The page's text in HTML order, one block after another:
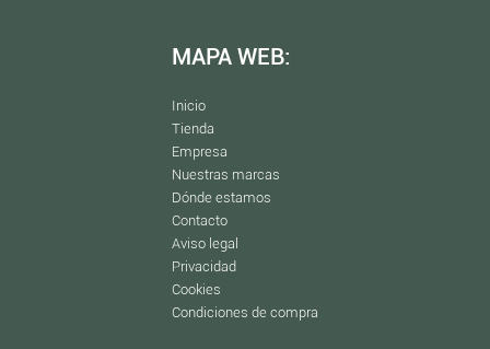
MAPA WEB:
Inicio
Tienda
Empresa
Nuestras marcas
Dónde estamos
Contacto
Aviso legal
Privacidad
Cookies
Condiciones de compra